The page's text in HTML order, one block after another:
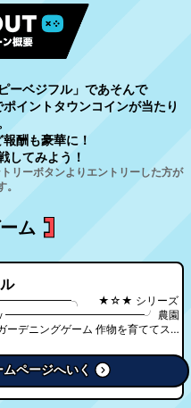
ーベジフル」であそんで
イントタウンコインが当たり
酬も豪華に！
してみよう！
リーボタンよりエントリーした方が
。
ム
★☆★ シリーズ
━━━━━━━━━━━━━╯ 農園
ーデニングゲーム 作物を育ててスー
ンしよう ━━ ✦ 野菜作り ✦
果物を植えて育てよう 野菜のラン
菜ソムリエから野菜の豆知識を教えて
ムページへいく